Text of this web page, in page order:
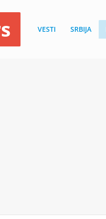
VESTI SRBIJA